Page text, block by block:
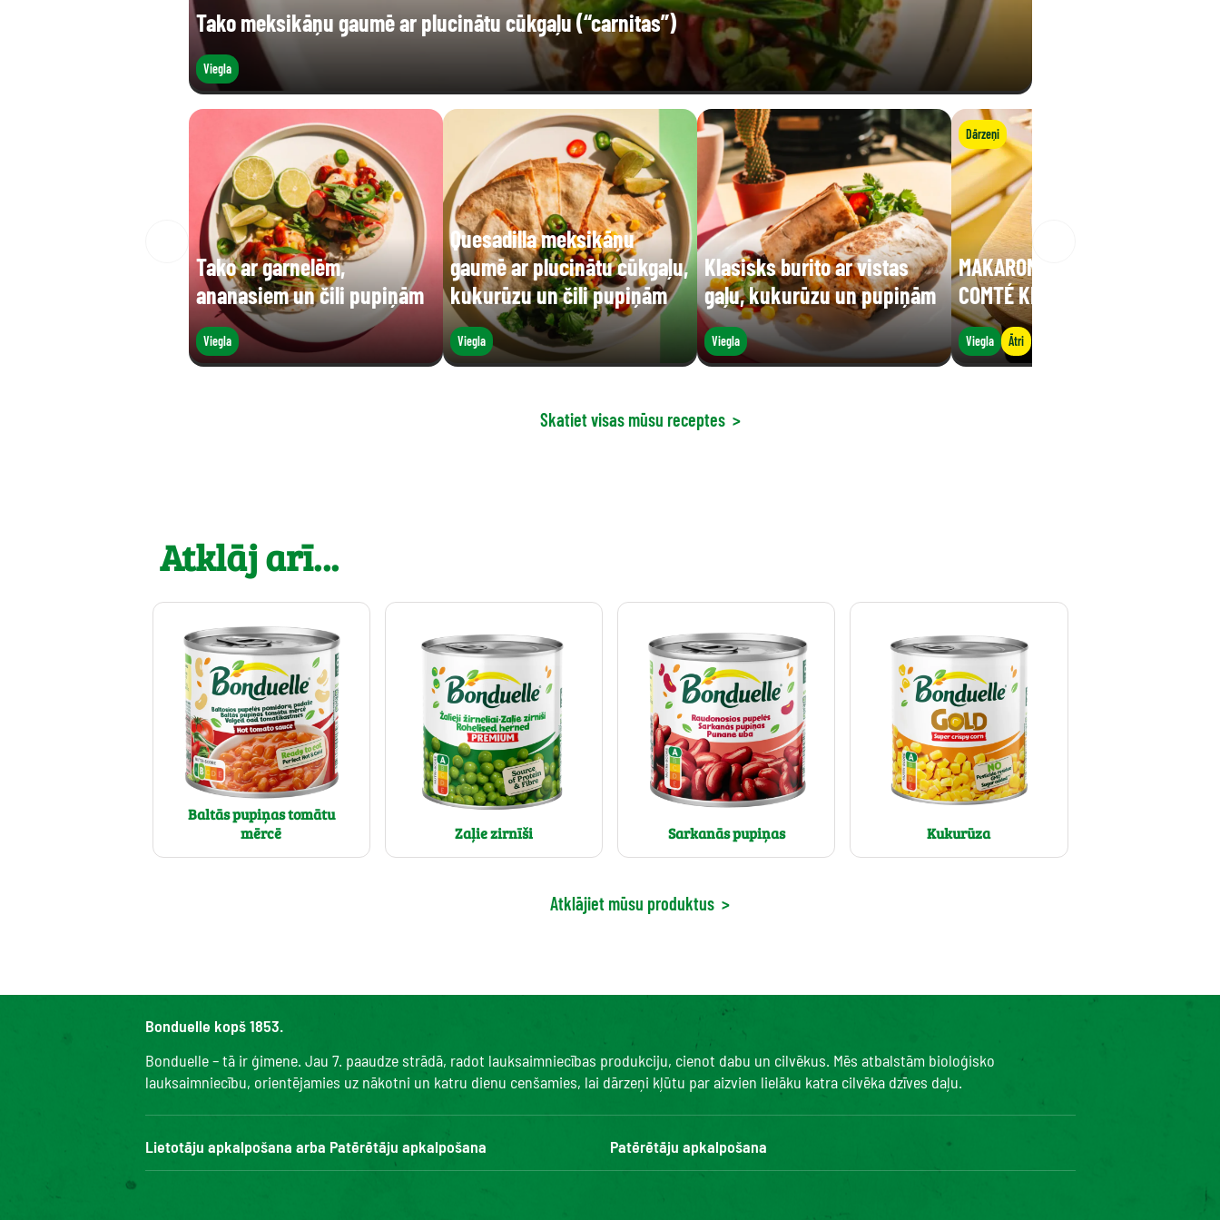
Tako meksikāņu gaumē ar plucinātu cūkgaļu (“carnitas”)
Viegla
Tako ar garnelēm,
ananasiem un čili pupiņām
Viegla
Quesadilla meksikāņu
gaumē ar plucinātu cūkgaļu,
kukurūzu un čili pupiņām
Viegla
Klasisks burito ar vistas
gaļu, kukurūzu un pupiņām
Viegla
Dārzeņi
MAKARONI AR ZIRNĪŠIEM UN
COMTÉ KRĒJUMU
Viegla Ātri
Skatiet visas mūsu receptes >
Atklāj arī...
Baltās pupiņas tomātu
mērcē
Zaļie zirnīši Sarkanās pupiņas Kukurūza
Atklājiet mūsu produktus >
Bonduelle kopš 1853.
Bonduelle – tā ir ģimene. Jau 7. paaudze strādā, radot lauksaimniecības produkciju, cienot dabu un cilvēkus. Mēs atbalstām bioloģisko
lauksaimniecību, orientējamies uz nākotni un katru dienu cenšamies, lai dārzeņi kļūtu par aizvien lielāku katra cilvēka dzīves daļu.
Lietotāju apkalpošana arba Patērētāju apkalpošana
Patērētāju apkalpošana